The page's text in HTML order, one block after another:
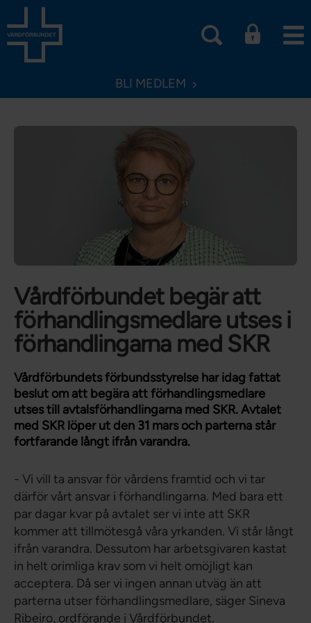
BLI MEDLEM
Vårdförbundet begär att
förhandlingsmedlare utses i
förhandlingarna med SKR
Vårdförbundets förbundsstyrelse har idag fattat
beslut om att begära att förhandlingsmedlare
utses till avtalsförhandlingarna med SKR. Avtalet
med SKR löper ut den 31 mars och parterna står
fortfarande långt ifrån varandra.
- Vi vill ta ansvar för vårdens framtid och vi tar
därför vårt ansvar i förhandlingarna. Med bara ett
par dagar kvar på avtalet ser vi inte att SKR
kommer att tillmötesgå våra yrkanden. Vi står långt
ifrån varandra. Dessutom har arbetsgivaren kastat
in helt orimliga krav som vi helt omöjligt kan
acceptera. Då ser vi ingen annan utväg än att
parterna utser förhandlingsmedlare, säger Sineva
Ribeiro, ordförande i Vårdförbundet.